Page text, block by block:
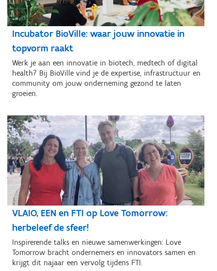
Incubator BioVille: waar jouw innovatie in
topvorm raakt
Werk je aan een innovatie in biotech, medtech of digital
health? Bij BioVille vind je de expertise, infrastructuur en
community om jouw onderneming gezond te laten
groeien.
VLAIO, EEN en FTI op Love Tomorrow:
herbeleef de sfeer!
Inspirerende talks en nieuwe samenwerkingen: Love
Tomorrow bracht ondernemers en innovators samen en
krijgt dit najaar een vervolg tijdens FTI.